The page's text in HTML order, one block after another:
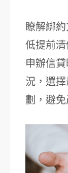
瞭解綁
低提前
申辦信
況，選
劃，避免